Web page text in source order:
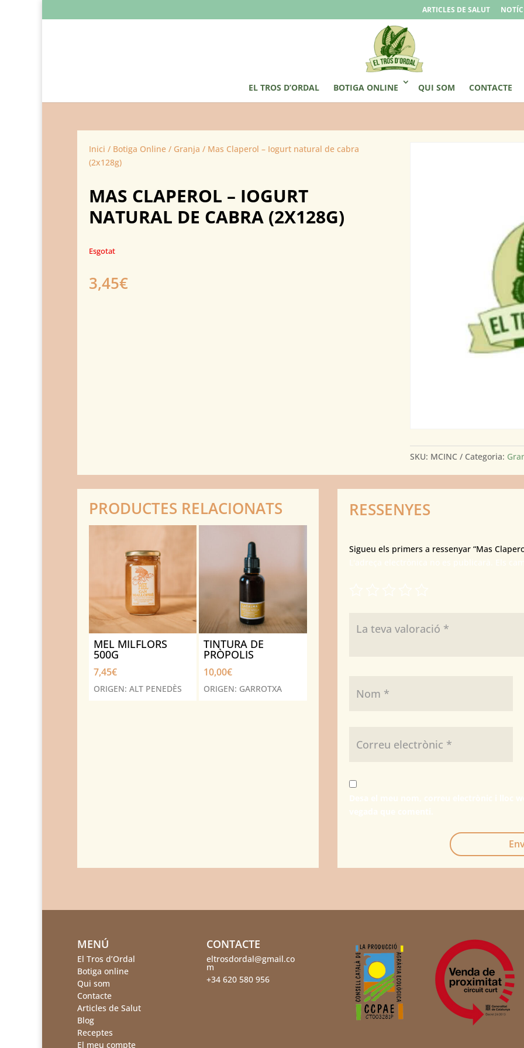
ARTICLES DE SALUT
EL TROS D’ORDAL BOTIGA ONLINE QUI SOM CONTACTE
Inici / Botiga Online / Granja / Mas Claperol – Iogurt natural de cabra
(2x128g)
MAS CLAPEROL – IOGURT
NATURAL DE CABRA (2X128G)
Esgotat
3,45€
SKU: MCINC Categoria:
PRODUCTES RELACIONATS
MEL MILFLORS
500G
7,45€
ORIGEN: ALT PENEDÈS
TINTURA DE
PRÒPOLIS
10,00€
ORIGEN: GARROTXA
RESSENYES
Sigueu els primers a ressenyar “Mas
MENÚ
El Tros d’Ordal
Botiga online
Qui som
Contacte
Articles de Salut
Blog
Receptes
El meu compte
CONTACTE
eltrosdordal@gmail.co
m
+34 620 580 956